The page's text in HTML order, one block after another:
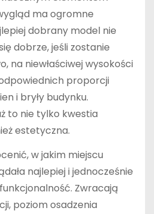
ma ogromne
dobrany model nie
dobrze, jeśli zostanie
na niewłaściwej wysokości
proporcji
i bryły budynku.
to nie tylko kwestia
estetyczna.
w jakim miejscu
najlepiej i jednocześnie
Zwracają
poziom osadzenia